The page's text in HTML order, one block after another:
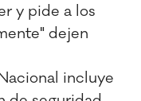
y pide a los
dejen
incluye